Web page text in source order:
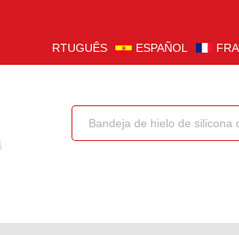
PORTUGUÊS ESPAÑOL